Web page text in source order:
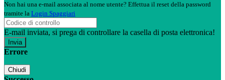
Non hai una e-mail associata al nome utente? Effettua il reset della password
tramite la Login Spaggiari
E-mail inviata, si prega di controllare la casella di posta elettronica!
Errore
Chiudi